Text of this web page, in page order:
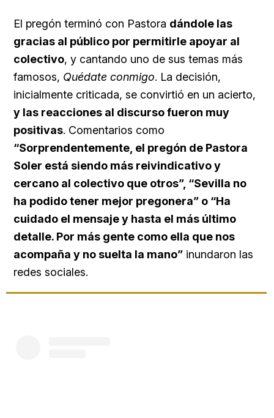
El pregón terminó con Pastora dándole las
gracias al público por permitirle apoyar al
colectivo, y cantando uno de sus temas más
famosos, Quédate conmigo. La decisión,
inicialmente criticada, se convirtió en un acierto,
y las reacciones al discurso fueron muy
positivas. Comentarios como
“Sorprendentemente, el pregón de Pastora
Soler está siendo más reivindicativo y
cercano al colectivo que otros”, “Sevilla no
ha podido tener mejor pregonera” o “Ha
cuidado el mensaje y hasta el más último
detalle. Por más gente como ella que nos
acompaña y no suelta la mano” inundaron las
redes sociales.